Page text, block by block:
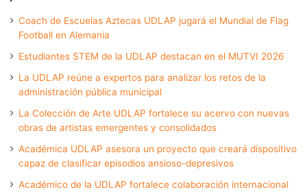
Coach de Escuelas Aztecas UDLAP jugará el Mundial de Flag
Football en Alemania
Estudiantes STEM de la UDLAP destacan en el MUTVI 2026
La UDLAP reúne a expertos para analizar los retos de la
administración pública municipal
La Colección de Arte UDLAP fortalece su acervo con nuevas
obras de artistas emergentes y consolidados
Académica UDLAP asesora un proyecto que creará dispositivo
capaz de clasificar episodios ansioso-depresivos
Académico de la UDLAP fortalece colaboración internacional